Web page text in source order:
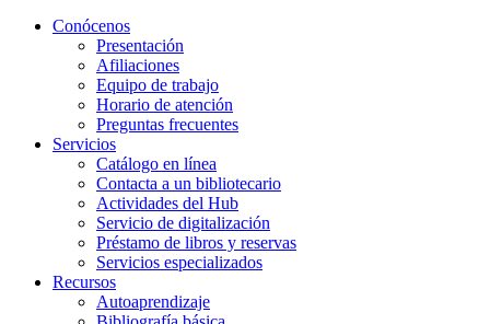
Conócenos
Presentación
Afiliaciones
Equipo de trabajo
Horario de atención
Preguntas frecuentes
Servicios
Catálogo en línea
Contacta a un bibliotecario
Actividades del Hub
Servicio de digitalización
Préstamo de libros y reservas
Servicios especializados
Recursos
Autoaprendizaje